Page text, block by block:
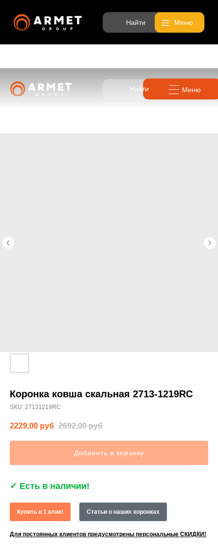
Найти
Коронка ковша скальная 2713-1219RC
SKU: 27131219RC
2229,00 руб 2692,00 руб
Добавить в корзину
✓ Есть в наличии!
Купить в 1 клик! Статьи о наших коронках
Для постоянных клиентов предусмотрены персональные СКИДКИ!